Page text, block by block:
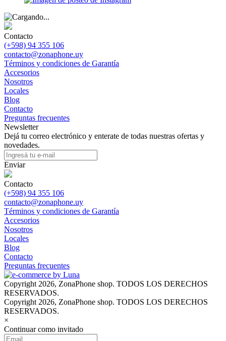
Contacto
(+598) 94 355 106
contacto@zonaphone.uy
Términos y condiciones de Garantía
Accesorios
Nosotros
Locales
Blog
Contacto
Preguntas frecuentes
Newsletter
Dejá tu correo electrónico y enterate de todas nuestras ofertas y
novedades.
Enviar
Contacto
(+598) 94 355 106
contacto@zonaphone.uy
Términos y condiciones de Garantía
Accesorios
Nosotros
Locales
Blog
Contacto
Preguntas frecuentes
Copyright 2026, ZonaPhone shop. TODOS LOS DERECHOS
RESERVADOS.
Copyright 2026, ZonaPhone shop. TODOS LOS DERECHOS
RESERVADOS.
×
Continuar como invitado